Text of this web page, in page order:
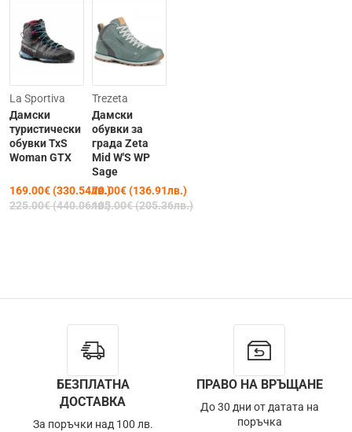
-25%
La Sportiva
Дамски
туристически
обувки TxS
Woman GTX
169.00€ (330.54лв.)
225.00€ (440.06лв.)
Последнa
бройкa
-33%
Trezeta
Дамски
обувки за
града Zeta
Mid W'S WP
Sage
70.00€ (136.91лв.)
105.00€ (205.36лв.)
БЕЗПЛАТНА
ДОСТАВКА
За поръчки над 100 лв.
ПРАВО НА ВРЪЩАНЕ
До 30 дни от датата на
поръчка